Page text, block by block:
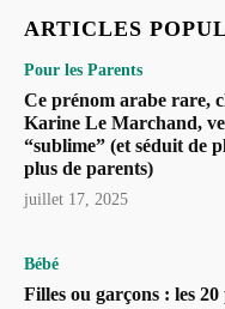
ARTICLES
Pour les Parents
Ce prénom arabe rare,
Karine Le Marchand,
“sublime” (et séduit de
plus de parents)
juillet 17, 2025
Bébé
Filles ou garçons : les